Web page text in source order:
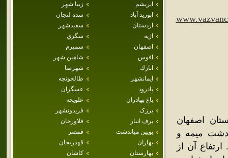
ابريشم
زيبا شهر
ابوزيد آباد
سده لنجان
اردستان
سفيدشهر
اژيه
سگزي
اصفهان
سميرم
افوس
شاهين شهر
انارك
شهرضا
ايمانشهر
طالخونچه
بادرود
عسگران
باغ بهادران
علويجه
برزک
فريدونشهر
برف انبار
فلاورجان
بويين مياندشت
قمصر
بهاران
قهدريجان
بهارستان
كاشان
اصفهان
ميان دشت ميمه و
آن از